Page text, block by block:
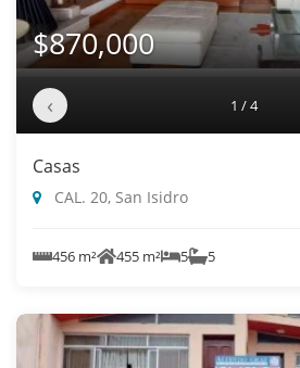
$870,000
‹ 1 / 4
Casas
CAL. 20, San Isidro
456 m² 455 m² 5 5